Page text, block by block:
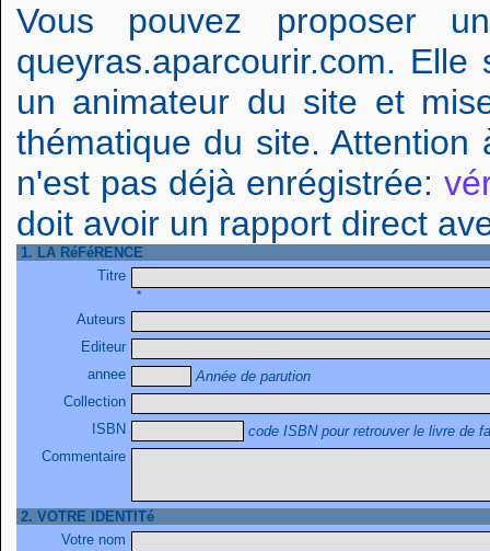
Vous pouvez proposer
queyras.aparcourir.com.
un animateur du site et
thématique du site.
n'est pas déjà enrégistrée:
doit avoir un rapport direct
1. LA RéFéRENCE
Titre
*
Auteurs
Editeur
annee
Année de parution
Collection
ISBN
code ISBN pour retrouver le livre de
Commentaire
2. VOTRE IDENTITé
Votre nom